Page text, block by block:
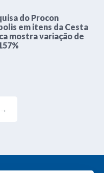
do Procon
em itens da Cesta
mostra variação de
→